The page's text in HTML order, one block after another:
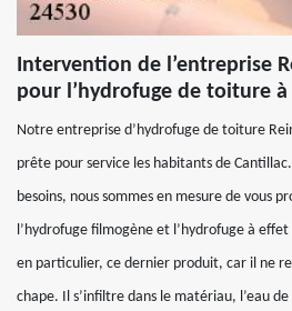
Intervention de l’entreprise
pour l’hydrofuge de toiture
Notre entreprise d’hydrofuge de toiture
prête pour service les habitants de
besoins, nous sommes en mesure de vous
l’hydrofuge filmogène et l’hydrofuge à
en particulier, ce dernier produit, car il ne
chape. Il s’infiltre dans le matériau, l’eau